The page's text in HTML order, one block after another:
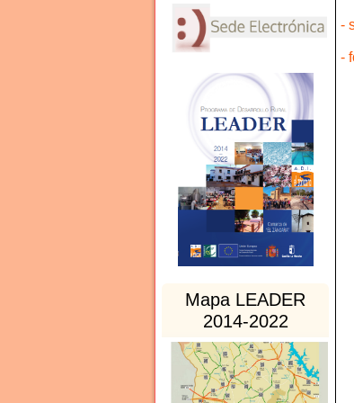
Mapa LEADER
2014-2022
-
-